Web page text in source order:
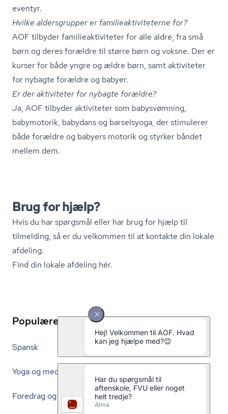
eventyr.
Hvilke aldersgrupper er fa­mi­lie­ak­ti­vi­te­ter­ne for?
AOF tilbyder fa­mi­lie­ak­ti­vi­te­ter for alle aldre, fra små
børn og deres forældre til større børn og voksne. Der er
kurser for både yngre og ældre børn, samt aktiviteter
for nybagte forældre og babyer.
Er der aktiviteter for nybagte forældre?
Ja, AOF tilbyder aktiviteter som babysvømning,
babymotorik, babydans og barselsyoga, der stimulerer
både forældre og babyers motorik og styrker båndet
mellem dem.
Brug for hjælp?
Hvis du har spørgsmål eller har brug for hjælp til
tilmelding, så er du velkommen til at kontakte din lokale
afdeling.
Find din lokale afdeling hér.
Populære links
Spansk
Yoga og meditation
Foredrag og debat